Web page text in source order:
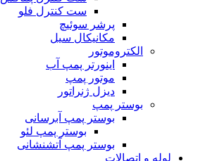
ست کنترل فلو
پرشر سوئیچ
مکانیکال سیل
الکتروموتور
اینورتر پمپ آب
موتور پمپ
دیزل ژنراتور
بوستر پمپ
بوستر پمپ آبرسانی
بوستر پمپ لئو
بوستر پمپ آتشنشانی
لوله و اتصالات